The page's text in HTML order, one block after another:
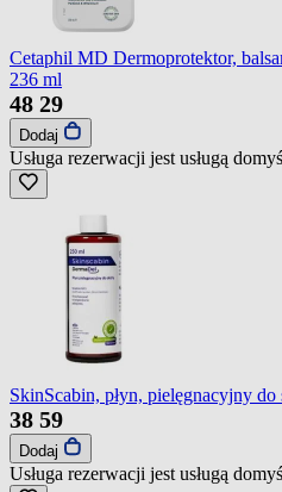
Cetaphil MD Dermoprotektor,
236 ml
48 29
Dodaj
Usługa rezerwacji jest usługą
SkinScabin, płyn, pielęgnacyjny
38 59
Dodaj
Usługa rezerwacji jest usługą